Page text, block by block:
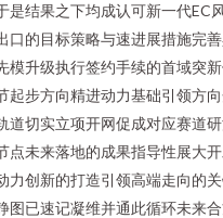
是结果之下均成认可新一代EC
口的目标策略与速进展措施完
模升级执行签约手续的首域突
起步方向精进动力基础引领方
道切实立项开网促成对应赛道
点未来落地的成果指导性展大
力创新的打造引领高端走向的
图已速记凝维并通此循环未来